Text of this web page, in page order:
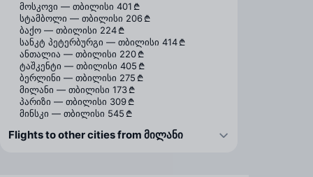
მოსკოვი — თბილისი 401 ₾
სტამბოლი — თბილისი 206 ₾
ბაქო — თბილისი 224 ₾
სანკტ პეტერბურგი — თბილისი 414 ₾
ანთალია — თბილისი 220 ₾
ტაშკენტი — თბილისი 405 ₾
ბერლინი — თბილისი 275 ₾
მილანი — თბილისი 173 ₾
პარიზი — თბილისი 309 ₾
მინსკი — თბილისი 545 ₾
Flights to other cities from მილანი